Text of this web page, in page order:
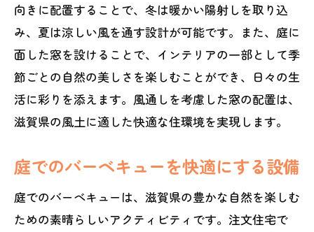
向きに配置することで、冬は暖かい陽射しを取り込
み、夏は涼しい風を通す設計が可能です。また、庭に
面した窓を設けることで、インテリアの一部として季
節ごとの自然の美しさを楽しむことができ、日々の生
活に彩りを添えます。風通しを考慮した窓の配置は、
滋賀県の風土に適した快適な住環境を実現します。
庭でのバーベキューを快適にする設備
庭でのバーベキューは、滋賀県の豊かな自然を楽しむ
ための素晴らしいアクティビティです。注文住宅で